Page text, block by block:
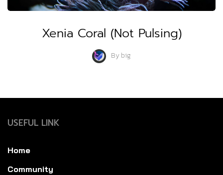
Xenia Coral (Not Pulsing)
Bybig
USEFUL LINK
Home
Community